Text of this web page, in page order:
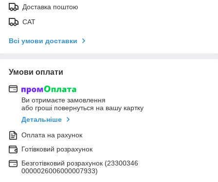
Доставка поштою
САТ
Всі умови доставки
Умови оплати
Ви отримаєте замовлення
або гроші повернуться на вашу картку
Детальніше
Оплата на рахунок
Готівковий розрахунок
Безготівковий розрахунок (23300346
0000026006000007933)